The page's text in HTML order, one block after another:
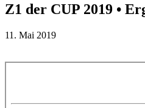
Z1 der CUP 2019 •
11. Mai 2019